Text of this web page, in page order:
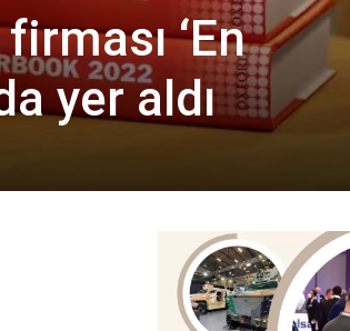
‘En
yer aldı